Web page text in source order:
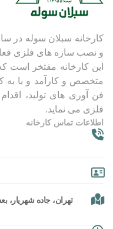
و نصب سازه های فلزی
متخصص و کارآمد و با به
فلزی می نماید.
اطلاعات تماس کارخانه
تهران، جاده شهریار، بعد از